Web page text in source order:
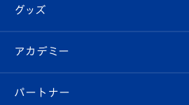
チケット
イベント
メディア
スタッフプロフィール
マスコット紹介
Revive Team
ヴィヴィくんの長崎おもてなしガイド
フォトギャラリー
スタジアムグルメ
チケット
V-LOVERS（ファンクラブ）
グッズ
オンラインショップ
アカデミー
育成からのお知らせ
パートナー